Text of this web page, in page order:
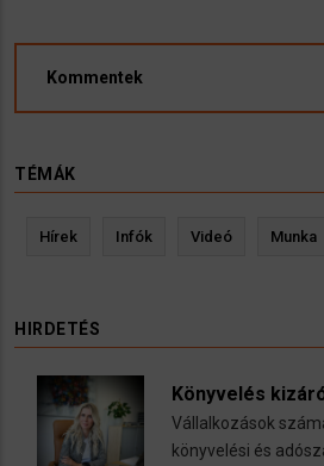
Kommentek
TÉMÁK
Hírek Infók Videó Munka
HIRDETÉS
Könyvelés
Vállalkozások
könyvelési és